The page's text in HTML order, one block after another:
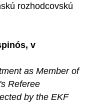
rozhodcovskú
v
as Member of
Referee
by the EKF